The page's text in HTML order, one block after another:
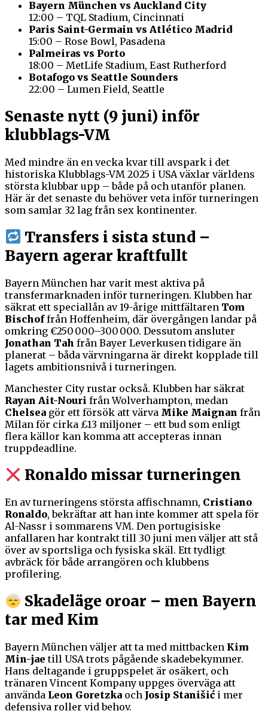
Bayern München vs Auckland City
12:00 – TQL Stadium, Cincinnati
Paris Saint-Germain vs Atlético Madrid
15:00 – Rose Bowl, Pasadena
Palmeiras vs Porto
18:00 – MetLife Stadium, East Rutherford
Botafogo vs Seattle Sounders
22:00 – Lumen Field, Seattle
Senaste nytt (9 juni) inför
klubblags-VM
Med mindre än en vecka kvar till avspark i det
historiska Klubblags-VM 2025 i USA växlar världens
största klubbar upp – både på och utanför planen.
Här är det senaste du behöver veta inför turneringen
som samlar 32 lag från sex kontinenter.
Transfers i sista stund –
Bayern agerar kraftfullt
Bayern München har varit mest aktiva på
transfermarknaden inför turneringen. Klubben har
säkrat ett speciallån av 19-årige mittfältaren Tom
Bischoffrån Hoffenheim, där övergången landar på
omkring €250 000–300 000. Dessutom ansluter
Jonathan Tah från Bayer Leverkusen tidigare än
planerat – båda värvningarna är direkt kopplade till
lagets ambitionsnivå i turneringen.
Manchester City rustar också. Klubben har säkrat
Rayan Ait-Nouri från Wolverhampton, medan
Chelsea gör ett försök att värva Mike Maignan från
Milan för cirka £13 miljoner – ett bud som enligt
flera källor kan komma att accepteras innan
truppdeadline.
Ronaldo missar turneringen
En av turneringens största affischnamn, Cristiano
Ronaldo, bekräftar att han inte kommer att spela för
Al-Nassr i sommarens VM. Den portugisiske
anfallaren har kontrakt till 30 juni men väljer att stå
över av sportsliga och fysiska skäl. Ett tydligt
avbräck för både arrangören och klubbens
profilering.
Skadeläge oroar – men Bayern
tar med Kim
Bayern München väljer att ta med mittbacken Kim
Min-jae till USA trots pågående skadebekymmer.
Hans deltagande i gruppspelet är osäkert, och
tränaren Vincent Kompany uppges överväga att
använda Leon Goretzka och Josip Stanišić i mer
defensiva roller vid behov.